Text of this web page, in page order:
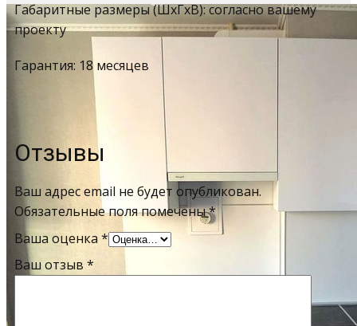
Габаритные размеры (ШхГхВ): согласно вашему
проекту
Гарантия: 18 месяцев
Отзывы
Ваш адрес email не будет опубликован.
Обязательные поля помечены*
Ваша оценка*
Ваш отзыв *